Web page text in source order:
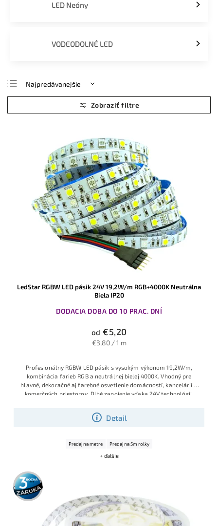
LED Neóny
VODEODOLNÉ LED
Najpredávanejšie
Najlacnejšie
Najdrahšie
LedStar RGBW LED pásik 24V 19,2W/m RGB+4000K Neutrálna
Biela IP20
DODACIA DOBA DO 10 PRAC. DNÍ
od €5,20
€3,80 / 1 m
Detail
Profesionálny RGBW LEDpásik s vysokým výkonom 19,2W/m,
kombinácia farieb RGBa neutrálnej bielej 4000K. Vhodný pre
hlavné, dekoračné aj farebné osvetlenie domácností, kancelárií a
komerčných priestorov. Dlhézapojenie vďaka 24V technológii.
Predaj na metre Predaj na 5m rolky
+ ďalšie
3 roky
záruka